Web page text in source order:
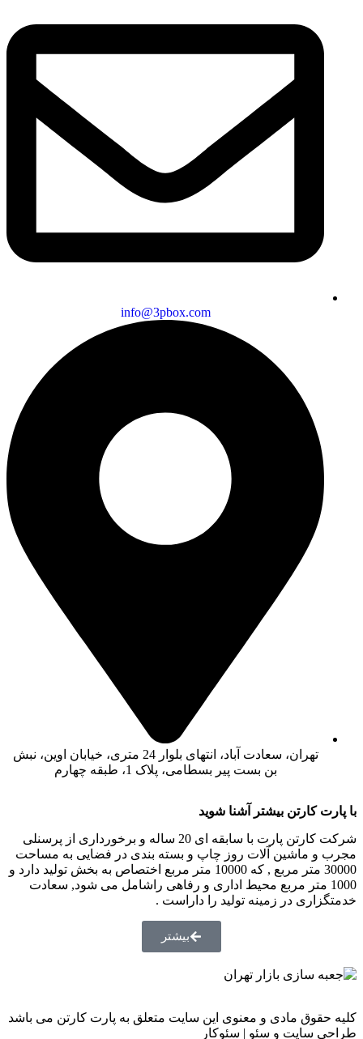
info@3pbox.com
تهران، سعادت آباد، انتهای بلوار 24 متری، خیابان اوین، نبش
بن بست پیر بسطامی، پلاک 1، طبقه چهارم
با پارت کارتن بیشتر آشنا شوید
شرکت کارتن پارت با سابقه ای 20 ساله و برخورداری از پرسنلی
مجرب و ماشین آلات روز چاپ و بسته بندی در فضایی به مساحت
30000 متر مربع , که 10000 متر مربع اختصاص به بخش تولید دارد و
1000 متر مربع محیط اداری و رفاهی راشامل می شود, سعادت
خدمتگزاری در زمینه تولید را داراست .
بیشتر
کلیه حقوق مادی و معنوی این سایت متعلق به پارت کارتن می باشد
طراحی سایت و سئو | سئوکار